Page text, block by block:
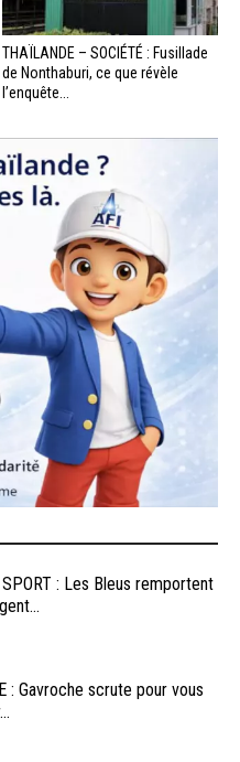
THAÏLANDE – SOCIÉTÉ : Fusillade
de Nonthaburi, ce que révèle
l’enquête...
SPORT : Les Bleus remportent
: Gavroche scrute pour vous